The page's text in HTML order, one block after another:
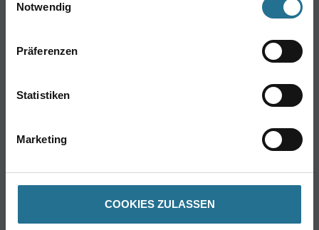
Notwendig
Präferenzen
Statistiken
Marketing
COOKIES ZULASSEN
Online-Shop
Putze- und Spachtelmassen
Wand- & Deckenbeläge
Über uns